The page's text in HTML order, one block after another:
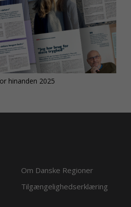
hinanden 2025
Om Danske Regioner
Tilgængelighedserklæring